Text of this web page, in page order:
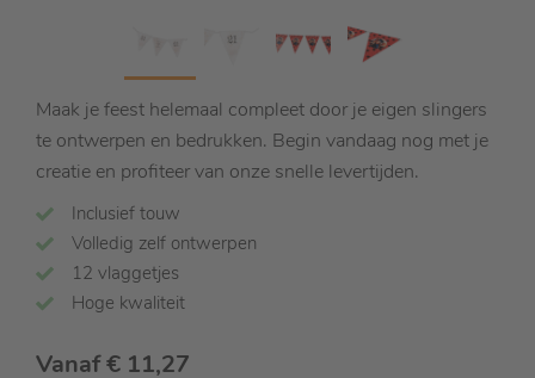
Maak je feest helemaal compleet door je eigen slingers
te ontwerpen en bedrukken. Begin vandaag nog met je
creatie en profiteer van onze snelle levertijden.
Inclusief touw
Volledig zelf ontwerpen
12 vlaggetjes
Hoge kwaliteit
Vanaf€ 11,27